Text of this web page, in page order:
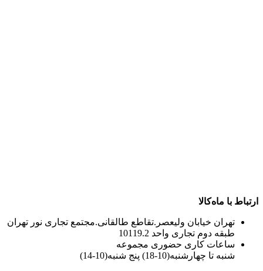
ارتباط با ماه‌کالا
تهران خیابان ولیعصر.تقاطع طالقانی.مجتمع تجاری نور تهران
طبقه دوم تجاری واحد 10119.2
ساعات کاری حضوری مجموعه
شنبه تا چهارشنبه(10-18) پنج شنبه(10-14)